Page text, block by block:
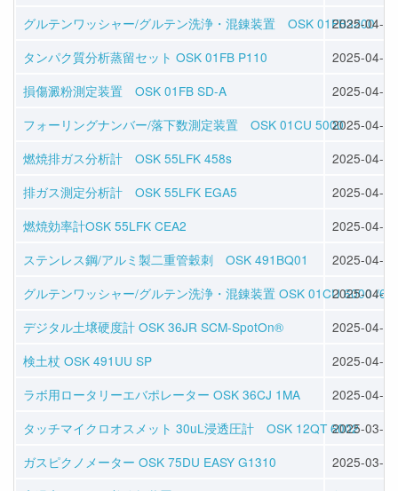
グルテンワッシャー/グルテン洗浄・混錬装置 OSK 01FB3200
2025-04-09
タンパク質分析蒸留セット OSK 01FB P110
2025-04-09
損傷澱粉測定装置 OSK 01FB SD-A
2025-04-09
フォーリングナンバー/落下数測定装置 OSK 01CU 50002025-04-09
燃焼排ガス分析計 OSK 55LFK 458s
2025-04-08
排ガス測定分析計 OSK 55LFK EGA5
2025-04-08
燃焼効率計OSK 55LFK CEA2
2025-04-08
ステンレス鋼/アルミ製二重管穀刺 OSK 491BQ01
2025-04-04
グルテンワッシャー/グルテン洗浄・混錬装置 OSK 01CU 6000 /
2025-04-04
デジタル土壌硬度計 OSK 36JR SCM-SpotOn®
2025-04-02
検土杖 OSK 491UU SP
2025-04-02
ラボ用ロータリーエバポレーター OSK 36CJ 1MA
2025-04-02
タッチマイクロオスメット 30uL浸透圧計 OSK 12QT 60022025-03-30
ガスピクノメーター OSK 75DU EASY G1310
2025-03-30